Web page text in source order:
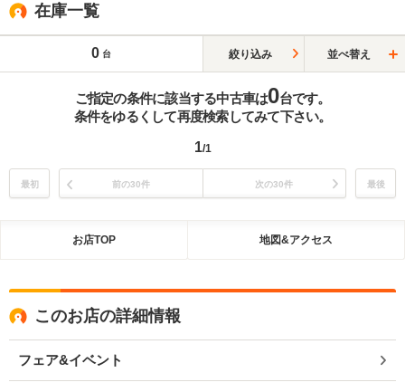
在庫一覧
0 台 絞り込み 並べ替え
ご指定の条件に該当する中古車は0台です。
条件をゆるくして再度検索してみて下さい。
1/1
最初 前の30件 次の30件 最後
お店TOP 地図&アクセス
このお店の詳細情報
フェア&イベント